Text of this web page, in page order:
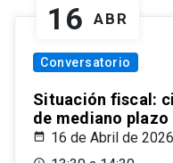
16 ABR
Conversatorio
Situación fiscal:
de mediano plazo
16 de Abril de 2026